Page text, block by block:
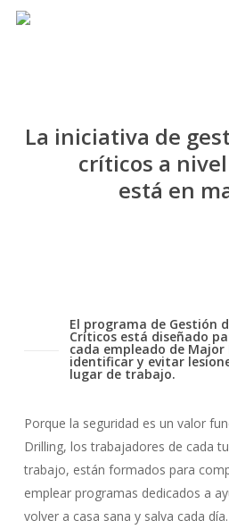
La iniciativa de
críticos a
está en
El programa de Gestión
Críticos está diseñado
cada empleado de Major
identificar y evitar
lugar de trabajo.
Porque la seguridad es un valor
Drilling, los trabajadores de cada
trabajo, están formados para
emplear programas dedicados a
volver a casa sana y salva cada día.